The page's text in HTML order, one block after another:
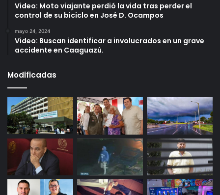
Video: Moto viajante perdió la vida tras perder el
control de su biciclo en José D. Ocampos
mayo 24, 2024
Video: Buscan identificar a involucrados en un grave
accidente en Caaguazú.
Modificadas